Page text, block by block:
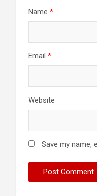
Name *
Email *
Website
Save my name,